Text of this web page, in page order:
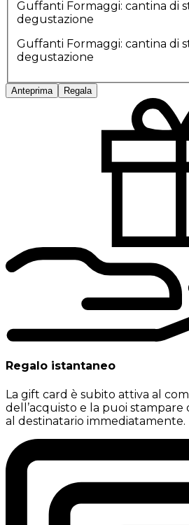
Guffanti Formaggi: cantina di
degustazione
Guffanti Formaggi: cantina di
degustazione
Anteprima Regala
Regalo istantaneo
La gift card è subito attiva al
dell’acquisto e la puoi stampare
al destinatario immediatamente.